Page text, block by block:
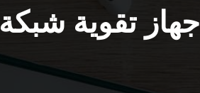
مقوي سيرفس 5g ابوالحصاني 66005153 جهاز تقوية شبكة